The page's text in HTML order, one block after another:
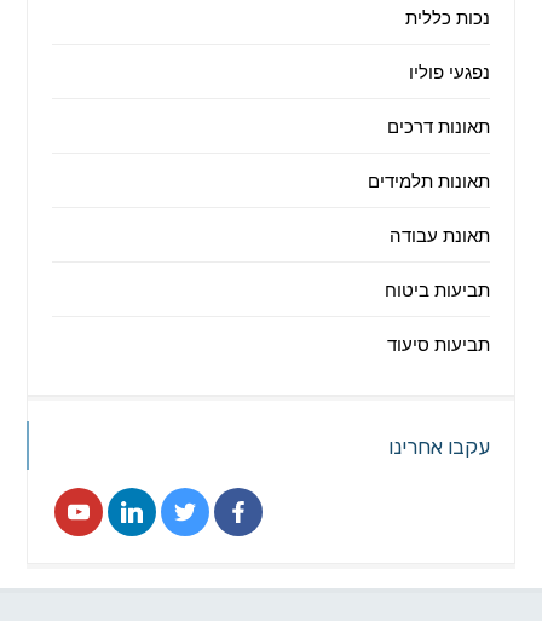
נכות כללית
נפגעי פוליו
תאונות דרכים
תאונות תלמידים
תאונת עבודה
תביעות ביטוח
תביעות סיעוד
עקבו אחרינו